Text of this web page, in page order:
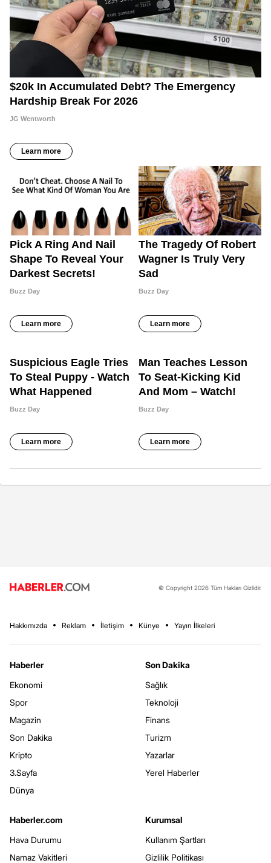
© Copyright 2026 Tüm Hakları Gizlidir.
Hakkımızda Reklam İletişim Künye Yayın İlkeleri
Haberler
Ekonomi
Spor
Magazin
Son Dakika
Kripto
3.Sayfa
Dünya
Son Dakika
Sağlık
Teknoloji
Finans
Turizm
Yazarlar
Yerel Haberler
Haberler.com
Hava Durumu
Namaz Vakitleri
Kurumsal
Kullanım Şartları
Gizlilik Politikası